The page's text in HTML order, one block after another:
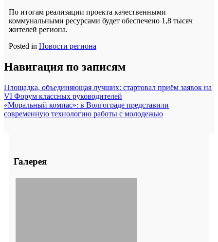
По итогам реализации проекта качественными
коммунальными ресурсами будет обеспечено 1,8 тысяч
жителей региона.
Posted in Новости региона
Навигация по записям
Площадка, объединяющая лучших: стартовал приём заявок на
VI Форум классных руководителей
«Моральный компас»: в Волгограде представили
современную технологию работы с молодежью
Галерея